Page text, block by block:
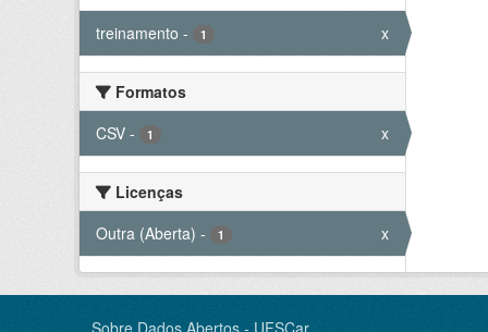
treinamento - 1 x
Formatos
CSV - 1 x
Licenças
Outra (Aberta) - 1 x
Sobre Dados Abertos - UFSCar